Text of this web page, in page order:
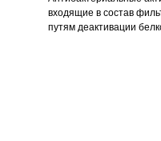
входящие в состав
путям деактивации